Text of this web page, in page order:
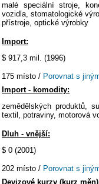
malé speciální stroje,
vozidla, stomatologické
přístroje, optické výrobky
Import:
$ 917,3 mil. (1996)
175 místo / Porovnat s
Import - komodity:
zemědělských produktů,
textil, potraviny, motorová
Dluh - vnější:
$ 0 (2001)
202 místo / Porovnat s
Devizové kurzy (kurz